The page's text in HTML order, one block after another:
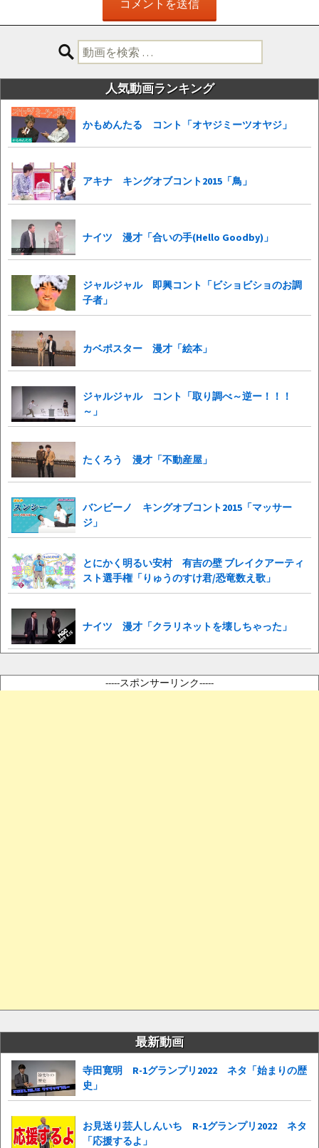
検
索:
人気動画ランキング
かもめんたる コント「オヤジミーツオヤジ」
アキナ キングオブコント2015「鳥」
ナイツ 漫才「合いの手(Hello Goodby)」
ジャルジャル 即興コント「ビショビショのお調
子者」
カベポスター 漫才「絵本」
ジャルジャル コント「取り調べ～逆ー！！！
～」
たくろう 漫才「不動産屋」
バンビーノ キングオブコント2015「マッサー
ジ」
とにかく明るい安村 有吉の壁 ブレイクアーティ
スト選手権「りゅうのすけ君/恐竜数え歌」
ナイツ 漫才「クラリネットを壊しちゃった」
-----スポンサーリンク-----
最新動画
寺田寛明 R-1グランプリ2022 ネタ「始まりの歴
史」
お見送り芸人しんいち R-1グランプリ2022 ネタ
「応援するよ」